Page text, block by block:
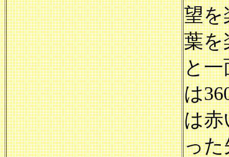
望を
葉を
と一
は
は赤
った